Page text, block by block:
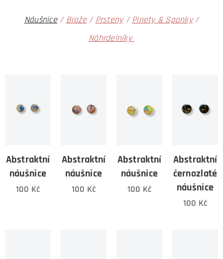
Náušnice/ Brože/ Prsteny/Pinety & Sponky/
Náhrdelníky
Abstraktní
náušnice
100 Kč
Abstraktní
náušnice
100 Kč
Abstraktní
náušnice
100 Kč
Abstraktní
černozlaté
náušnice
100 Kč